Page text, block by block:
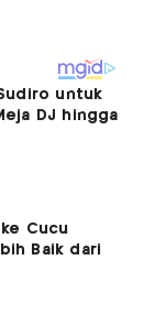
untuk
DJ hingga
Cucu
Baik dari